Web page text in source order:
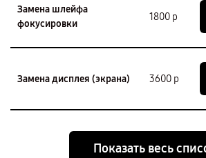
Замена шлейфа
фокусировки
1800 р
Замена дисплея (экрана) 3600 р
Показать весь